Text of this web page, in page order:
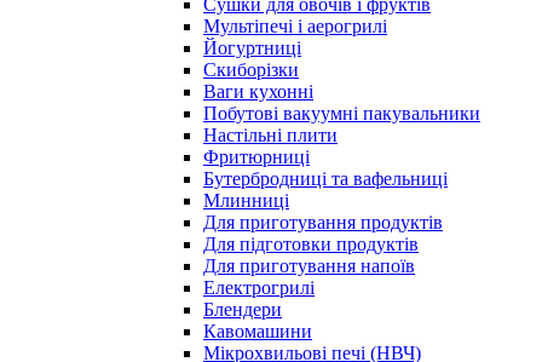
Сушки для овочів і фруктів
Мультіпечі і аерогрилі
Йогуртниці
Скиборізки
Ваги кухонні
Побутові вакуумні пакувальники
Настільні плити
Фритюрниці
Бутербродниці та вафельниці
Млинниці
Для приготування продуктів
Для підготовки продуктів
Для приготування напоїв
Електрогрилі
Блендери
Кавомашини
Мікрохвильові печі (НВЧ)